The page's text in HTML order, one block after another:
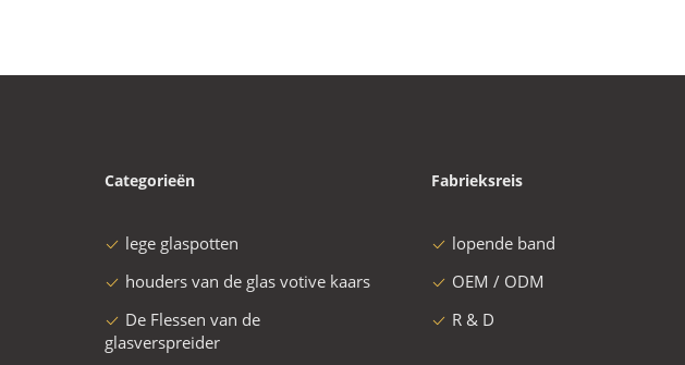
Categorieën
lege glaspotten
houders van de glas votive kaars
De Flessen van de
glasverspreider
Fabrieksreis
lopende band
OEM / ODM
R & D